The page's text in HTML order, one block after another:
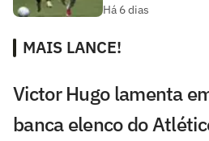
Há 6 dias
MAIS LANCE!
Victor Hugo lamenta
banca elenco do